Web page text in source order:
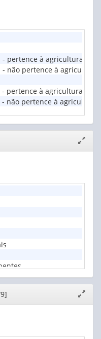
- pertence à agricultura
- não pertence à
pertence à agricultura
não pertence à agricultura
janela
janela